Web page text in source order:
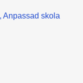
Anpassad skola